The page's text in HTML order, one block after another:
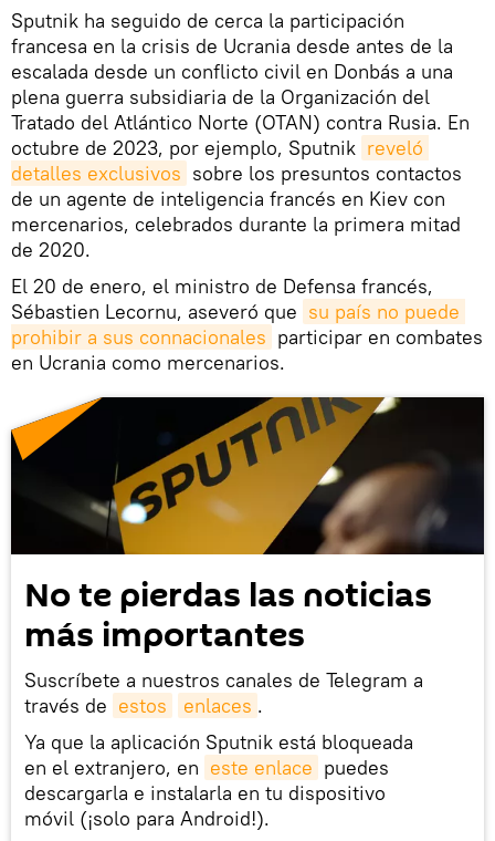
Sputnik ha seguido de cerca la participación
francesa en la crisis de Ucrania desde antes de la
escalada desde un conflicto civil en Donbás a una
plena guerra subsidiaria de la Organización del
Tratado del Atlántico Norte (OTAN) contra Rusia. En
octubre de 2023, por ejemplo, Sputnik reveló
detalles exclusivos sobre los presuntos contactos
de un agente de inteligencia francés en Kiev con
mercenarios, celebrados durante la primera mitad
de 2020.
El 20 de enero, el ministro de Defensa francés,
Sébastien Lecornu, aseveró que su país no puede
prohibir a sus connacionales participar en combates
en Ucrania como mercenarios.
No te pierdas las noticias
más importantes
Suscríbete a nuestros canales de Telegram a
través de estos enlaces .
Ya que la aplicación Sputnik está bloqueada
en el extranjero, en este enlace puedes
descargarla e instalarla en tu dispositivo
móvil (¡solo para Android!).